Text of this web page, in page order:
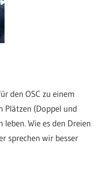
den OSC zu einem
Plätzen (Doppel und
leben. Wie es den Dreien
sprechen wir besser